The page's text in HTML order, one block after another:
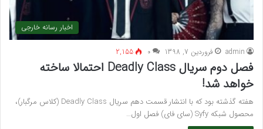
اخبار رسانه خارجی
admin فروردین 7, 1398 ۰ 2,155
فصل دوم سریال Deadly Class احتمالا ساخته
خواهد شد!
هفته گذشته بود که با انتشار قسمت دهم سریال Deadly Class (کلاس مرگبار)،
محصول شبکه Syfy (سای فای) فصل اول…